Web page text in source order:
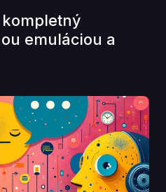
kompletný
emuláciou a